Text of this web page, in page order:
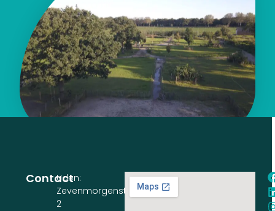
Contact
Uden:
Zevenmorgenstraat
2